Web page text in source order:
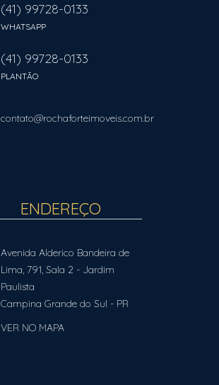
(41) 99728-0133
WHATSAPP
(41) 99728-0133
PLANTÃO
contato@rochaforteimoveis.com.br
ENDEREÇO
Avenida Alderico Bandeira de
Lima, 791, Sala 2 - Jardim
Paulista
Campina Grande do Sul - PR
VER NO MAPA